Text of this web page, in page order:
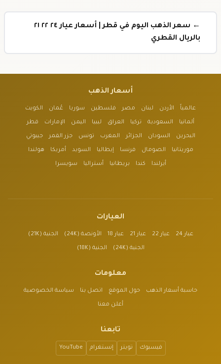
← سعر الذهب اليوم في قطر | أسعار عيار ٢٤ ٢٢ ٢١
بالريال القطري
أسعار الذهب
عالمياً الأردن لبنان مصر فلسطين سوريا عُمان الكويت
ألمانيا السعودية تركيا العراق ليبيا اليمن الإمارات قطر
البحرين السودان الجزائر المغرب تونس جزر القمر جيبوتي
موريتانيا الصومال فرنسا إيطاليا السويد أمريكا هولندا
أيرلندا كندا بريطانيا أستراليا سويسرا
العيارات
عيار 24 عيار 22 عيار 21 عيار 18 الأونصة (24K) الجنية (21K)
الجنية (24K) الجنية (18K)
معلومات
حاسبة أسعار الذهب حول الموقع اتصل بنا سياسة الخصوصية
أعلن معنا
تابعنا
فيسبوك تويتر إنستغرام YouTube